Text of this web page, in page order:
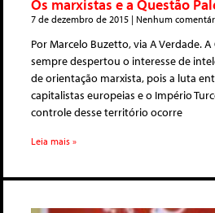
Os marxistas e a Questão
7 de dezembro de 2015 Nenhum
Por Marcelo Buzetto, via A Verdade.
sempre despertou o interesse de
de orientação marxista, pois a luta
capitalistas europeias e o Império
controle desse território ocorre
Leia mais »